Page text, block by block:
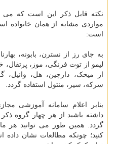
نکته قابل ذکر این است که می
مواردی مشابه از همان خانواده
است:
به جای رز از نسترن، بابونه،
لیمو از توت فرنگی، موز،
از میخک، دارچین، هل، وانیل،
سرکه، سیر، منتول استفاده گردد.
بنابر اعلام سامانه آموزشی
داشته باشید از هر چهار گروه
گردد. همین طور می توانید هر
کنید؛ چونکه مطالعات نشان داده